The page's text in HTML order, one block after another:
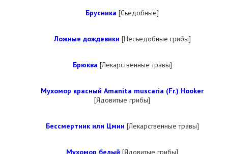
Брусника [Съедобные]
Ложные дождевики [Несъедобные грибы]
Брюква [Лекарственные травы]
Мухомор красный Amanita muscaria (Fr.) Hooker
[Ядовитые грибы]
Бессмертник или Цмин [Лекарственные травы]
Мухомор белый [Ядовитые грибы]